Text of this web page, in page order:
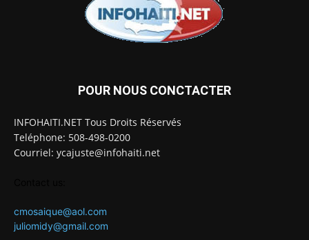
POUR NOUS CONCTACTER
INFOHAITI.NET Tous Droits Réservés
Teléphone: 508-498-0200
Courriel: ycajuste@infohaiti.net
cmosaique@aol.com
juliomidy@gmail.com